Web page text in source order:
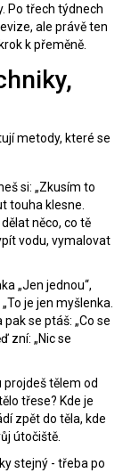
Po třech týdnech
ale právě ten
k přeměně.
metody, které se
si: „Zkusím to
touha klesne.
něco, co tě
vodu, vymalovat
„Jen jednou“,
je jen myšlenka.
se ptáš: „Co se
zní: „Nic se
projdeš tělem od
třese? Kde je
zpět do těla, kde
útočiště.
stejný - třeba po